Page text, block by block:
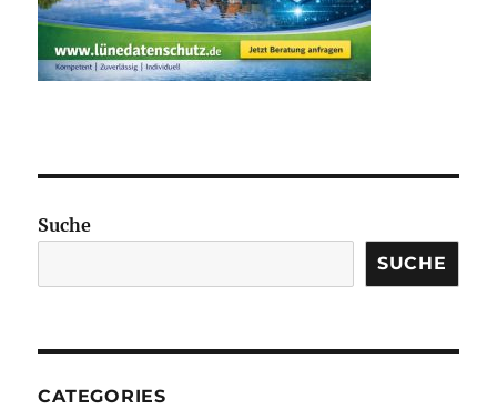
Suche
SUCHE
CATEGORIES